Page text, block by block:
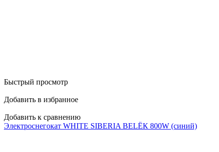
Быстрый просмотр
Добавить в избранное
Добавить к сравнению
Электроснегокат WHITE SIBERIA BELЁК 800W (синий)